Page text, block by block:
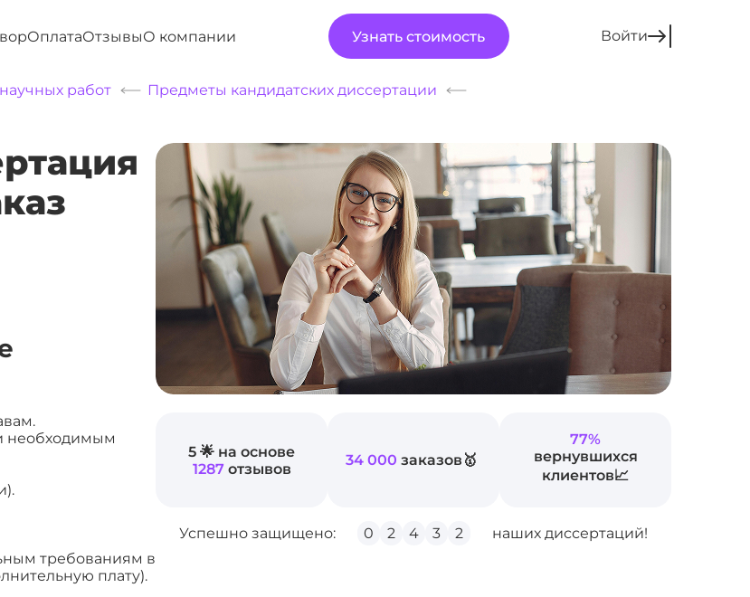
ОплатаОтзывыО компании Узнать стоимость Войти
работ
Предметы кандидатских диссертации
необходимым
требованиям в
плату).
5 🌟 на основе
1287отзывов 34 000 заказов🥇
77%
вернувшихся
клиентов📈
Успешно защищено: 2
3
4
2
0 наших диссертаций!